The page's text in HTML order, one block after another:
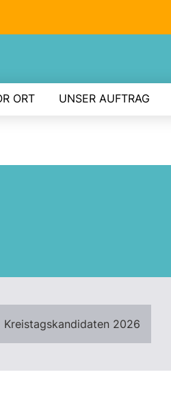
18.August
ORT UNSER AUFTRAG
Kreistagskandidaten 2026